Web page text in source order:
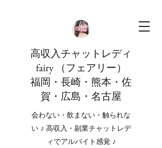
高収入チャットレディ
fairy （フェアリー）
福岡・長崎・熊本・佐
賀・広島・名古屋
会わない・飲まない・触られな
い ♪ 高収入・副業チャットレデ
ィでアルバイト感覚 ♪